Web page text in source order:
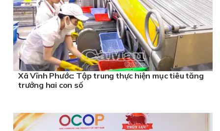
Xã Vĩnh Phước: Tập trung thực hiện mục tiêu tăng
trưởng hai con số